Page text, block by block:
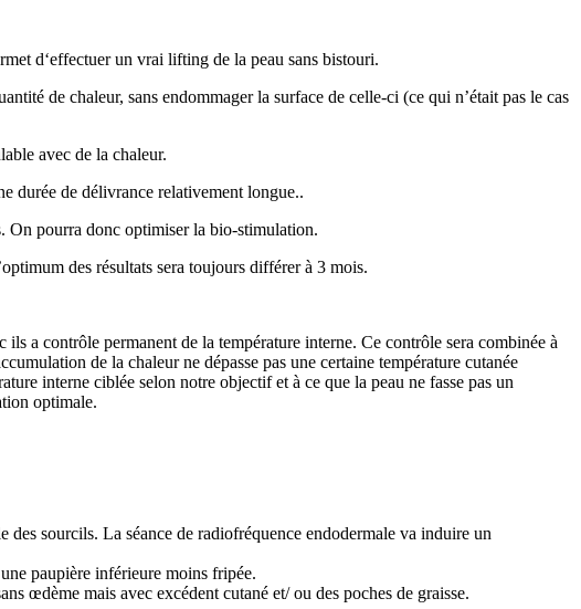
d‘effectuer un vrai lifting de la peau sans bistouri.
de chaleur, sans endommager la surface de celle-ci (ce qui n’était pas le cas
avec de la chaleur.
durée de délivrance relativement longue..
On pourra donc optimiser la bio-stimulation.
optimum des résultats sera toujours différer à 3 mois.
a contrôle permanent de la température interne. Ce contrôle sera combinée à
de la chaleur ne dépasse pas une certaine température cutanée
interne ciblée selon notre objectif et à ce que la peau ne fasse pas un
optimale.
des sourcils. La séance de radiofréquence endodermale va induire un
paupière inférieure moins fripée.
œdème mais avec excédent cutané et/ ou des poches de graisse.